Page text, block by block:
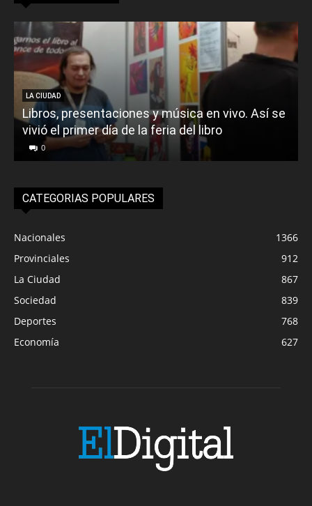
LA CIUDAD
Libros, presentaciones y música en vivo. Así se
vivió el primer día de la feria del libro
0
CATEGORIAS POPULARES
Nacionales
1366
Provinciales
912
La Ciudad
867
Sociedad
839
Deportes
768
Economía
627